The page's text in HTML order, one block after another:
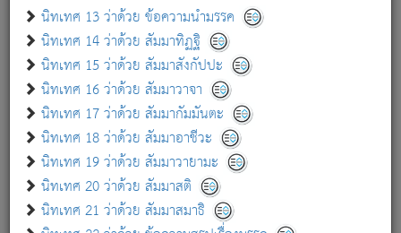
นิทเทศ 13 ว่าด้วย ข้อความนำมรรค
นิทเทศ 14 ว่าด้วย สัมมาทิฏฐิ
นิทเทศ 15 ว่าด้วย สัมมาสังกัปปะ
นิทเทศ 16 ว่าด้วย สัมมาวาจา
นิทเทศ 17 ว่าด้วย สัมมากัมมันตะ
นิทเทศ 18 ว่าด้วย สัมมาอาชีวะ
นิทเทศ 19 ว่าด้วย สัมมาวายามะ
นิทเทศ 20 ว่าด้วย สัมมาสติ
นิทเทศ 21 ว่าด้วย สัมมาสมาธิ
เกี่ยวกับธรรมโฆษณ์ออนไลน์ (Disclaimer)
แม้ระบบ "ธรรมโฆษณ์ออนไลน์" พยายามปรับปรุงข้อมูลให้ถูกต้องมากที่สุด
ผู้ศึกษาก็พึงตรวจสอบกับตัวเล่มหนังสือต้นฉบับ ที่มีการพิมพ์ครั้งล่าสุด
ก่อนนำข้อมูลไปใช้ในการอ้างอิง"
เกี่ยวกับอัตถจารี|เกี่ยวกับการพัฒนา|แจ้งข้อผิดพลาด / แนะนำ
หนังสือที่เกี่ยวข้อง